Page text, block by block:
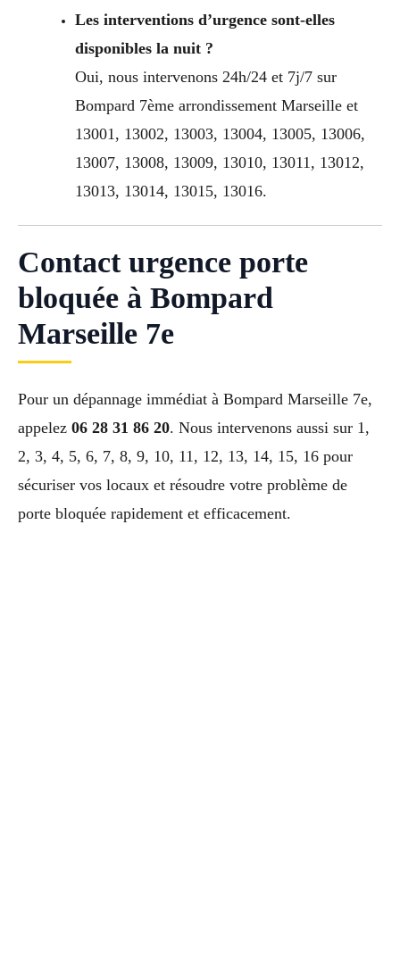
Les interventions d’urgence sont-elles
disponibles la nuit ?
Oui, nous intervenons 24h/24 et 7j/7 sur
Bompard 7ème arrondissement Marseille et
13001, 13002, 13003, 13004, 13005, 13006,
13007, 13008, 13009, 13010, 13011, 13012,
13013, 13014, 13015, 13016.
Contact urgence porte
bloquée à Bompard
Marseille 7e
Pour un dépannage immédiat à Bompard Marseille 7e,
appelez 06 28 31 86 20. Nous intervenons aussi sur 1,
2, 3, 4, 5, 6, 7, 8, 9, 10, 11, 12, 13, 14, 15, 16 pour
sécuriser vos locaux et résoudre votre problème de
porte bloquée rapidement et efficacement.